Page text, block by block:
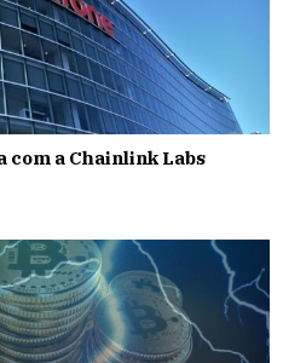
a Chainlink Labs